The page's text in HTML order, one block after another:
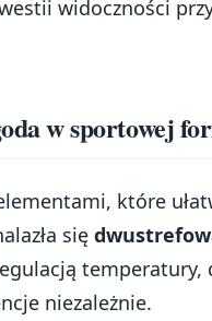
widoczności
w sportowej
które
się
temperatury,
niezależnie.